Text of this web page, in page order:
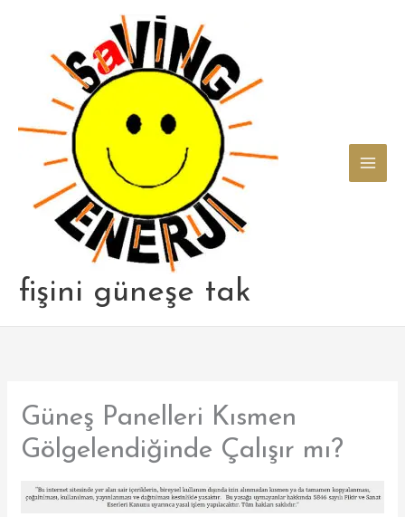
fişini güneşe tak
Güneş Panelleri Kısmen
Gölgelendiğinde Çalışır mı?